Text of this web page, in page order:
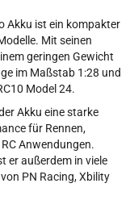
Akku ist ein kompakter
Mit seinen
geringen Gewicht
im Maßstab 1:28 und
Model 24.
Akku eine starke
für Rennen,
Anwendungen.
er außerdem in viele
PN Racing, Xbility